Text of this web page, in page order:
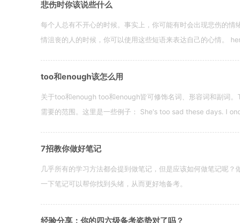
悲伤时你该说些什么
每个人总有不开心的时候。事实上，你可能有时会出现悲伤的
情沮丧的人的时候，你可以使用这些短语来表达自己的心情。
too和enough该怎么用
关于too和enough too和enough皆可修饰名词、形容词和副词
需要的范围。这里是一些例子： She's too sad these days. I
7招教你做好笔记
几乎所有的学习方法都会提到做笔记，但是应该如何做笔记呢
一下笔记可以帮你找到头绪，从而更好地备考。
经验分享：你的四六级备考姿势对了吗？